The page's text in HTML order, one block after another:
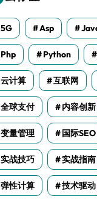
5G Asp
Php Python
云计算 互联网
全球支付 内容创新
变量管理 国际SEO
实战技巧 实战指南
弹性计算 技术驱动